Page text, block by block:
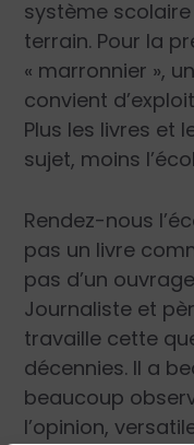
système
terrain. Pour la
« marronnier »,
convient
Plus les livres et
sujet, moins
Rendez-nous
pas un livre
pas d’un
Journaliste et
travaille cette
décennies. Il a
beaucoup
l’opinion,